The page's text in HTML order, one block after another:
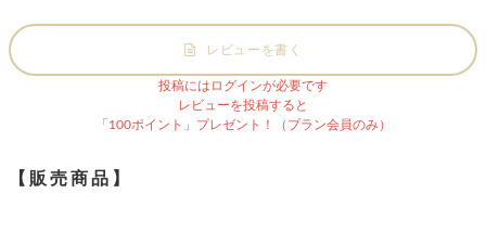
レビューを書く
投稿にはログインが必要です
レビューを投稿すると
「100ポイント」プレゼント！（プラン会員のみ）
【販売商品】